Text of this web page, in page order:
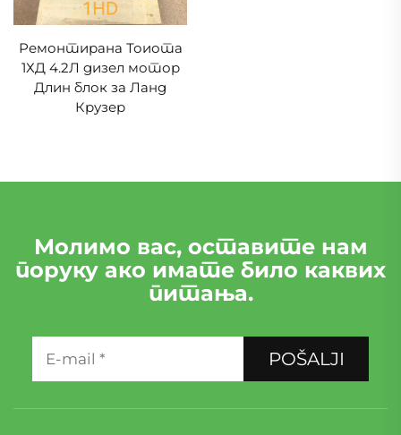
Ремонтирана Тоиота
1ХД 4.2Л дизел мотор
Длин блок за Ланд
Крузер
Молимо вас, оставите нам
поруку ако имате било каквих
питања.
POŠALJI